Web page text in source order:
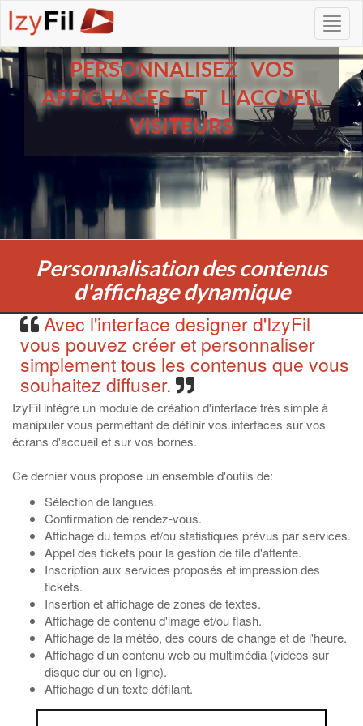
PERSONNALISEZ VOS
AFFICHAGES ET L'ACCUEIL
VISITEURS
Personnalisation des contenus
d'affichage dynamique
Avec l'interface designer d'IzyFil
vous pouvez créer et personnaliser
simplement tous les contenus que vous
souhaitez diffuser.
IzyFil intégre un module de création d'interface très simple à
manipuler vous permettant de définir vos interfaces sur vos
écrans d'accueil et sur vos bornes.
Ce dernier vous propose un ensemble d'outils de:
Sélection de langues.
Confirmation de rendez-vous.
Affichage du temps et/ou statistiques prévus par services.
Appel des tickets pour la gestion de file d'attente.
Inscription aux services proposés et impression des
tickets.
Insertion et affichage de zones de textes.
Affichage de contenu d'image et/ou flash.
Affichage de la météo, des cours de change et de l'heure.
Affichage d'un contenu web ou multimédia (vidéos sur
disque dur ou en ligne).
Affichage d'un texte défilant.